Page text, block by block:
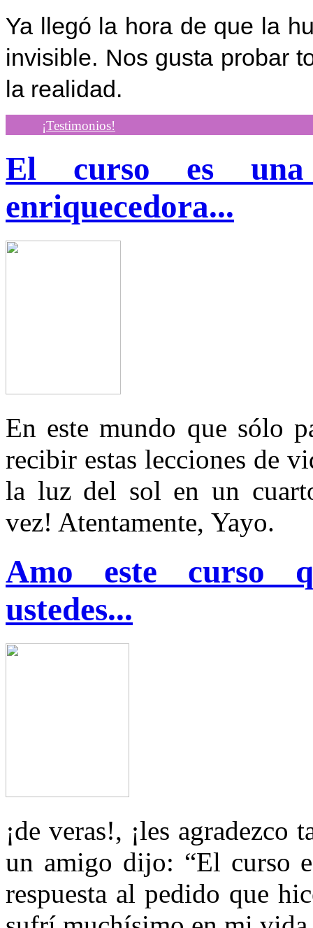
Ya llegó la hora de que la
invisible. Nos gusta probar
la realidad.
¡Testimonios!
El curso es una
enriquecedora...
En este mundo que sólo
recibir estas lecciones de
la luz del sol en un
vez! Atentamente, Yayo.
Amo este curso
ustedes...
¡de veras!, ¡les
un amigo dijo: “El curso
respuesta al pedido que